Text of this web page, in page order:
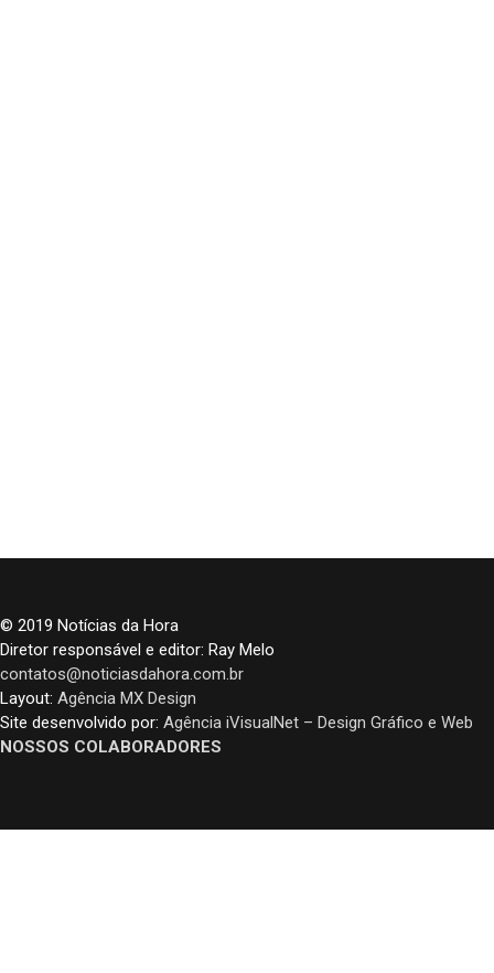
© 2019 Notícias da Hora
Diretor responsável e editor: Ray Melo
contatos@noticiasdahora.com.br
Layout: Agência MX Design
Site desenvolvido por: Agência iVisualNet – Design Gráfico e Web
NOSSOS COLABORADORES